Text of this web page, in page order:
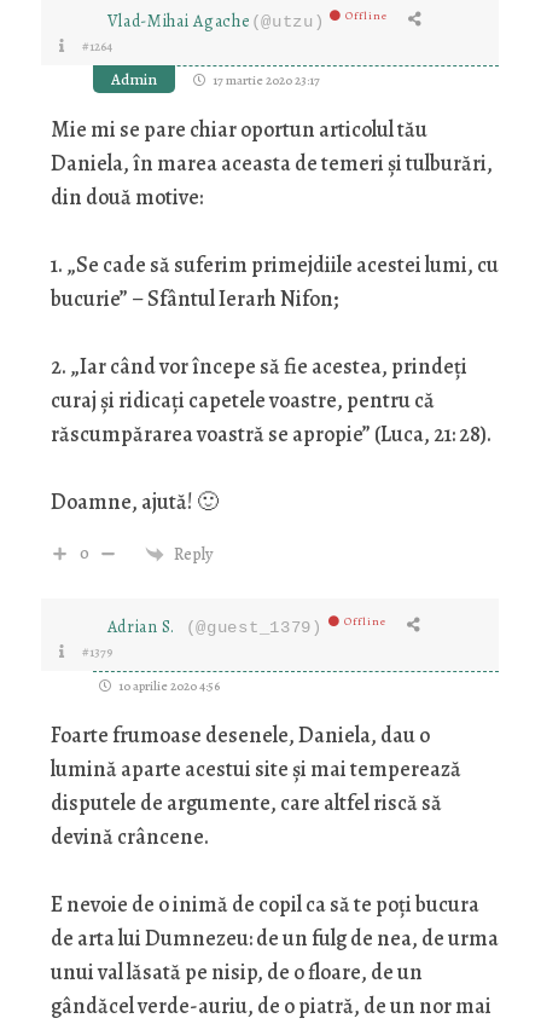
Vlad-Mihai Agache (@utzu) Offline
#1264
Admin 17 martie 2020 23:17
Mie mi se pare chiar oportun articolul tău
Daniela, în marea aceasta de temeri și tulburări,
din două motive:
1. „Se cade să suferim primejdiile acestei lumi, cu
bucurie” – Sfântul Ierarh Nifon;
2. „Iar când vor începe să fie acestea, prindeţi
curaj şi ridicaţi capetele voastre, pentru că
răscumpărarea voastră se apropie” (Luca, 21: 28).
Doamne, ajută! 🙂
0 Reply
Adrian S. (@guest_1379) Offline
#1379
10 aprilie 2020 4:56
Foarte frumoase desenele, Daniela, dau o
lumină aparte acestui site și mai temperează
disputele de argumente, care altfel riscă să
devină crâncene.
E nevoie de o inimă de copil ca să te poți bucura
de arta lui Dumnezeu: de un fulg de nea, de urma
unui val lăsată pe nisip, de o floare, de un
gândăcel verde-auriu, de o piatră, de un nor mai